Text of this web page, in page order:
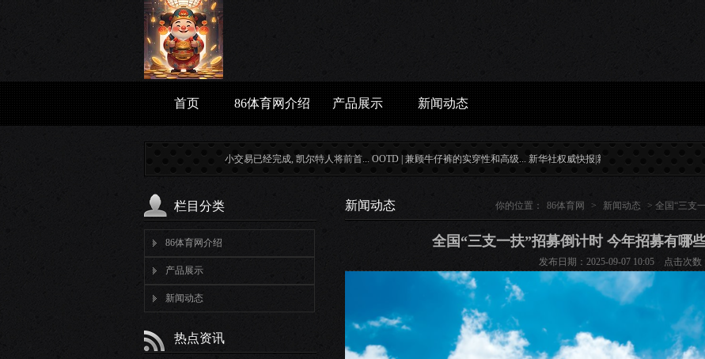
首页 86体育网介绍 产品展示 新闻动态
小交易已经完成, 凯尔特人将前首... OOTD | 兼顾牛仔裤的实穿性和高级... 新华社权威快报|新增商保创新药...
栏目分类
86体育网介绍
产品展示
新闻动态
热点资讯
新闻动态 你的位置： 86体育网 > 新闻动态 > 全国“三支
全国“三支一扶”招募倒计时 今年招募有哪
发布日期：2025-09-07 10:05 点击次数